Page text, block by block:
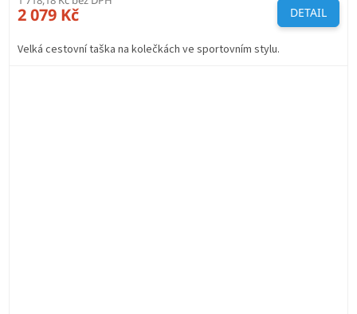
2 079 Kč DETAIL
Velká cestovní taška na kolečkách ve sportovním stylu.